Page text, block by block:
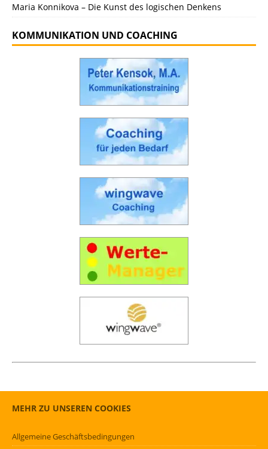
Maria Konnikova – Die Kunst des logischen Denkens
KOMMUNIKATION UND COACHING
MEHR ZU UNSEREN COOKIES
Allgemeine Geschäftsbedingungen